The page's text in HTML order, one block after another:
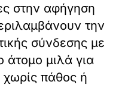
στην αφήγηση
την
σύνδεσης με
άτομο μιλά για
χωρίς πάθος ή